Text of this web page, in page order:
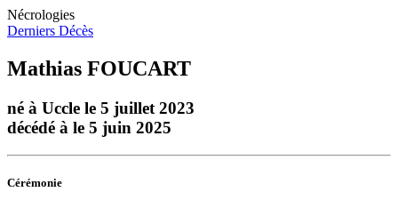
Nécrologies
Derniers Décès
Mathias FOUCART
né à Uccle le 5 juillet 2023
décédé à le 5 juin 2025
Cérémonie